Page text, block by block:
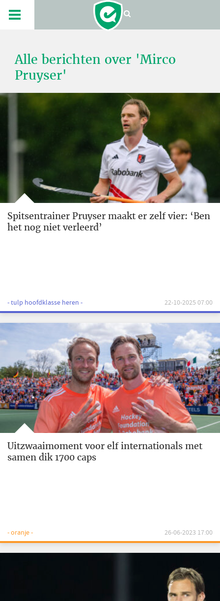
Alle berichten over 'Mirco
Pruyser'
Spitsentrainer Pruyser maakt er zelf vier: ‘Ben
het nog niet verleerd’
- tulp hoofdklasse heren - 22-10-2025 07:00
Uitzwaaimoment voor elf internationals met
samen dik 1700 caps
- oranje - 26-06-2023 17:00